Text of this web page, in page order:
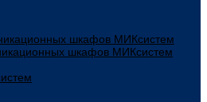
шкафов МИКсистем
шкафов МИКсистем